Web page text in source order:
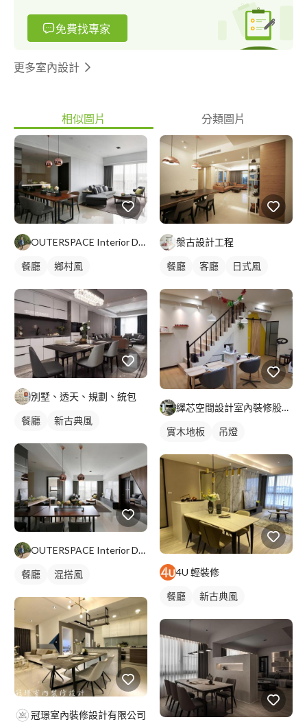
免費找專家
更多室內設計
相似圖片 分類圖片
OUTERSPACE Interior Design
餐廳 鄉村風
別墅、透天、規劃、統包
餐廳 新古典風
OUTERSPACE Interior Design
餐廳 混搭風
冠璟室內裝修設計有限公司
槃古設計工程
餐廳 客廳 日式風
繹芯空間設計室內裝修股份有限公司
實木地板 吊燈
4U 輕裝修
餐廳 新古典風